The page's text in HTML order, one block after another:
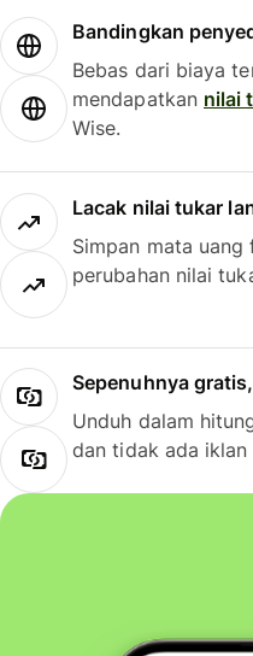
Bandingkan
Bebas dari biaya
mendapatkan nilai
Wise.
Lacak nilai tukar
Simpan mata
perubahan nilai
Sepenuhnya
Unduh dalam
dan tidak ada